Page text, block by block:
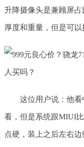
升降摄像头是兼顾屏
厚度和重量，但是可以
这位用户说：他
看，但是系统跟MIUI
点硬，装上之后左右